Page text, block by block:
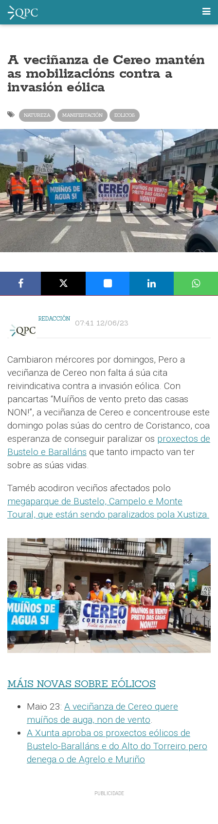
A veciñanza de Cereo mantén
as mobilizacións contra a
invasión eólica
NATUREZA MANIFESTACIÓN EOLICOS
REDACCIÓN 07:41 12/06/23
Cambiaron mércores por domingos, Pero a
veciñanza de Cereo non falta á súa cita
reivindicativa contra a invasión eólica. Con
pancartas “Muíños de vento preto das casas
NON!”, a veciñanza de Cereo e concentrouse este
domingo polas súas do centro de Coristanco, coa
esperanza de conseguir paralizar os proxectos de
Bustelo e Baralláns que tanto impacto van ter
sobre as súas vidas.
Taméb acodiron veciños afectados polo
megaparque de Bustelo, Campelo e Monte
Toural, que están sendo paralizados pola Xustiza.
MÁIS NOVAS SOBRE EÓLICOS
Maio 23: A veciñanza de Cereo quere
muíños de auga, non de vento.
A Xunta aproba os proxectos eólicos de
Bustelo-Baralláns e do Alto do Torreiro pero
denega o de Agrelo e Muriño